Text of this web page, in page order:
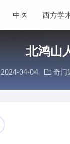
中医 西方学
北鸿山
2024-04-04 奇门